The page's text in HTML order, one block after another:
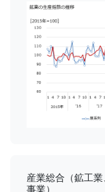
産業総合（鉱工
事業）